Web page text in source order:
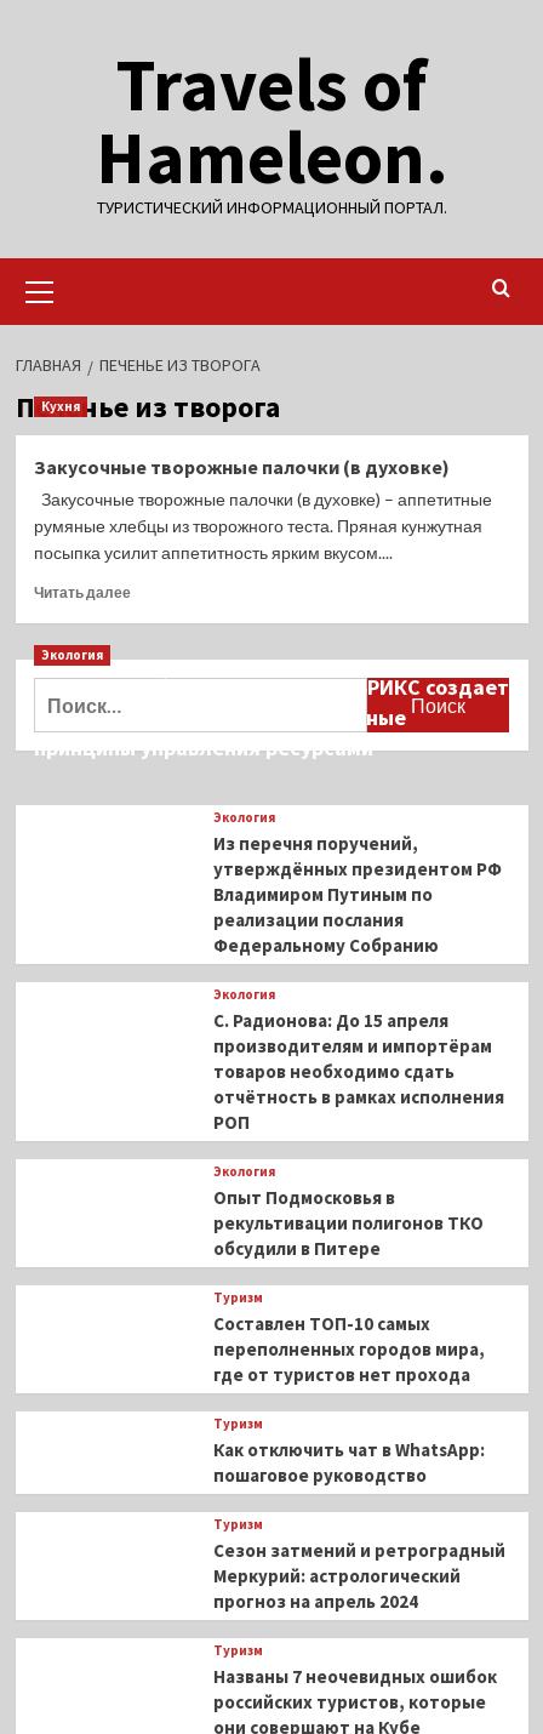
Travels of
Hameleon.
ТУРИСТИЧЕСКИЙ ИНФОРМАЦИОННЫЙ ПОРТАЛ.
меню
ГЛАВНАЯ ПЕЧЕНЬЕ ИЗ ТВОРОГА
Печенье из творога
Кухня
Закусочные творожные палочки (в духовке)
Закусочные творожные палочки (в духовке) – аппетитные
румяные хлебцы из творожного теста. Пряная кунжутная
посыпка усилит аппетитность ярким вкусом....
Читать далееПрочитать
Закусочные
творожные
(в
духовке)
Экология
Дмитрий Кобылкин: площадка БРИКС создает
возможность сформировать единые
принципы управления ресурсами
Экология
Из перечня поручений,
утверждённых президентом РФ
Владимиром Путиным по
реализации послания
Федеральному Собранию
Экология
С. Радионова: До 15 апреля
производителям и импортёрам
товаров необходимо сдать
отчётность в рамках исполнения
РОП
Экология
Опыт Подмосковья в
рекультивации полигонов ТКО
обсудили в Питере
Туризм
Составлен ТОП-10 самых
переполненных городов мира,
где от туристов нет прохода
Туризм
Как отключить чат в WhatsApp:
пошаговое руководство
Туризм
Сезон затмений и ретроградный
Меркурий: астрологический
прогноз на апрель 2024
Туризм
Названы 7 неочевидных ошибок
российских туристов, которые
они совершают на Кубе